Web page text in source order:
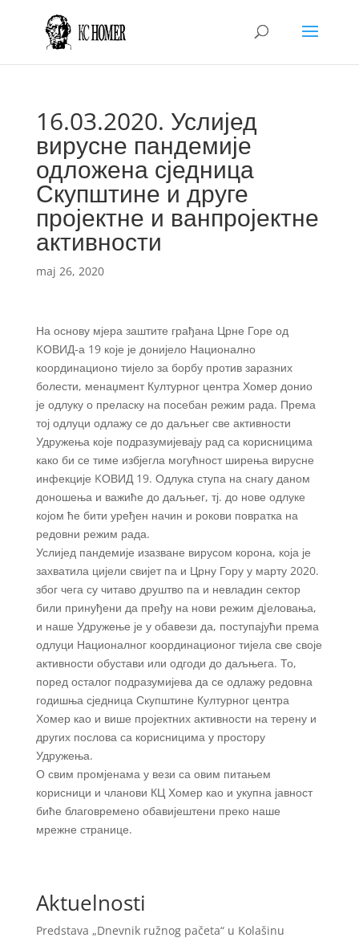
16.03.2020. Услијед
вирусне пандемије
одложена сједница
Скупштине и друге
пројектне и ванпројектне
активности
maj 26, 2020
На основу мјера заштите грађана Црне Горе од
KОВИД-а 19 које је донијело Национално
координационо тијело за борбу против заразних
болести, менаџмент Културног центра Хомер донио
је одлуку о преласку на посебан режим рада. Према
тој одлуци одлажу се до даљњег све активности
Удружења које подразумијевају рад са корисницима
како би се тиме избјегла могућност ширења вирусне
инфекције KОВИД 19. Одлука ступа на снагу даном
доношења и важиће до даљњег, тј. до нове одлуке
којом ће бити уређен начин и рокови повратка на
редовни режим рада.
Услијед пандемије изазване вирусом корона, која је
захватила цијели свијет па и Црну Гору у марту 2020.
због чега су читаво друштво па и невладин сектор
били принуђени да пређу на нови режим дjеловања,
и наше Удружење је у обавези да, поступајући према
одлуци Националног координационог тијела све своје
активности обустави или одгоди до даљњега. То,
поред осталог подразумијева да се одлажу редовна
годишња сједница Скупштине Културног центра
Хомер као и више пројектних активности на терену и
других послова са корисницима у простору
Удружења.
О свим промјенама у вези са овим питањем
корисници и чланови КЦ Хомер као и укупна јавност
биће благовремено обавијештени преко наше
мрежне странице.
Aktuelnosti
Predstava „Dnevnik ružnog pačeta“ u Kolašinu